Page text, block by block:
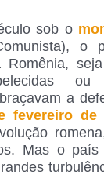
sob o
o
a
fevereiro de
Mas o país